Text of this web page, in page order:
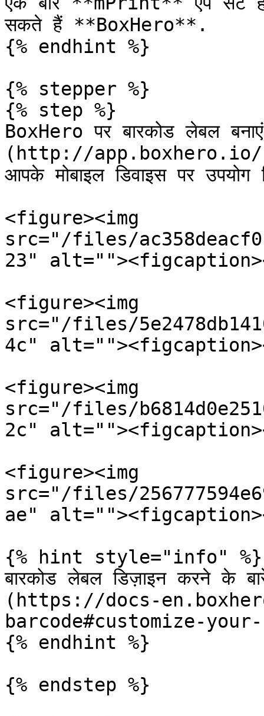
सकते हैं **BoxHero**.
{% endhint %}
{% stepper %}
{% step %}
BoxHero पर बारकोड लेबल
(http://app.boxhero.io/)
आपके मोबाइल डिवाइस पर
<figure><img
src="/files/
23"
<figure><img
src="/files/
4c"
<figure><img
src="/files/
2c"
<figure><img
src="/files/
ae"
{% hint style="info" %}
बारकोड लेबल डिज़ाइन करने के
(https://docs-
barcode#customize-
{% endhint %}
{% endstep %}